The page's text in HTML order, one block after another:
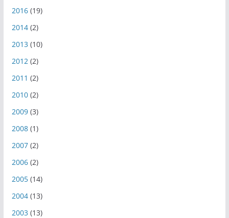
2016(19)
2014(2)
2013 (10)
2012(2)
2011 (2)
2010(2)
2009(3)
2008(1)
2007(2)
2006(2)
2005(14)
2004(13)
2003 (13)